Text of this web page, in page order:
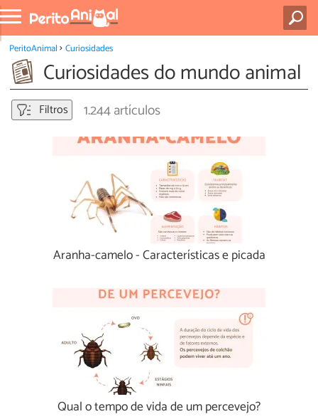
PeritoAnimal Curiosidades
Curiosidades do mundo animal
Filtros 1.244 artículos
Aranha-camelo - Características e picada
Qual o tempo de vida de um percevejo?